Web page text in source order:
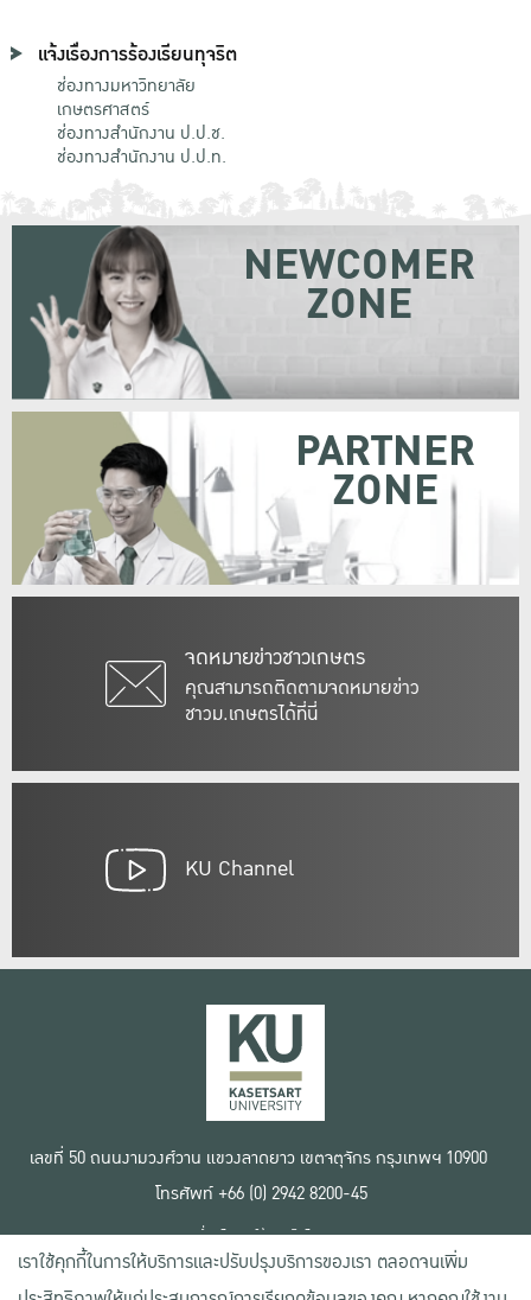
แจ้งเรื่องการร้องเรียนทุจริต
ช่องทางมหาวิทยาลัย
เกษตรศาสตร์
ช่องทางสำนักงาน ป.ป.ช.
ช่องทางสำนักงาน ป.ป.ท.
จดหมายข่าวชาวเกษตร
คุณสามารถติดตามจดหมายข่าว
ชาวม.เกษตรได้ที่นี่
NEWCOMER
ZONE
PARTNER
ZONE
KU Channel
เลขที่ 50 ถนนงามวงศ์วาน แขวงลาดยาว เขตจตุจักร กรุงเทพฯ 10900
โทรศัพท์ +66 (0) 2942 8200-45
เงื่อนไขการใช้งานเว็บไซต์
ข้อตกลงด้านสิทธิ์ใช้งาน
นโยบายความเป็นส่วนตัว
เราใช้คุกกี้ในการให้บริการและปรับปรุงบริการของเรา ตลอดจนเพิ่ม